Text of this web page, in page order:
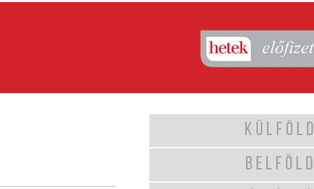
KÜLFÖLD
BELFÖLD